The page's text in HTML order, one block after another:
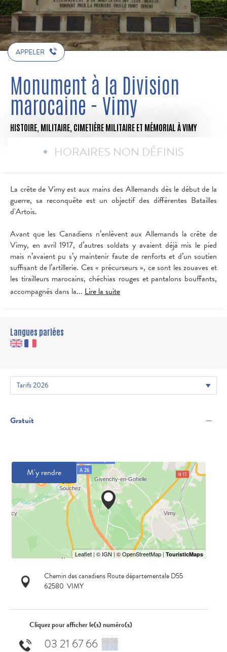
APPELER
Monument à la Division
marocaine - Vimy
HISTOIRE, MILITAIRE, CIMETIÈRE MILITAIRE ET MÉMORIAL À VIMY
HORAIRES NON DÉFINIS
La crête de Vimy est aux mains des Allemands dès le début de la
guerre, sa reconquête est un objectif des différentes Batailles
d'Artois.
Avant que les Canadiens n’enlèvent aux Allemands la crête de
Vimy, en avril 1917, d’autres soldats y avaient déjà mis le pied
mais n’avaient pu s’y maintenir faute de renforts et d’un soutien
suffisant de l’artillerie. Ces « précurseurs », ce sont les zouaves et
les tirailleurs marocains, chéchias rouges et pantalons bouffants,
accompagnés dans la... Lire la suite
Langues parlées
Gratuit —
M'y rendre
Chemin des canadiens Route départementale D55
62580 VIMY
Cliquez pour afficher le(s) numéro(s)
03 21 67 66 ▒▒